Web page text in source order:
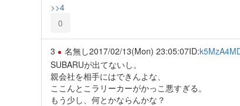
>>4
0
3 名無し2017/02/13(Mon) 23:05:07ID:
SUBARUが出てないし。
親会社を相手にはできんよな、
ここんとこラリーカーがかっこ悪すぎる。
もう少し、何とかならんかな？